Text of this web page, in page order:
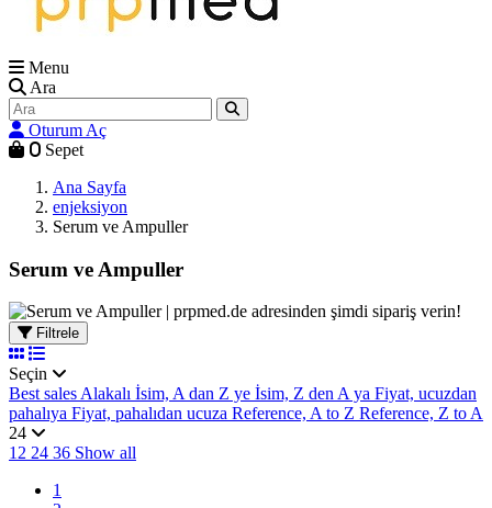
Menu
Ara
Oturum Aç
0 Sepet
Ana Sayfa
enjeksiyon
Serum ve Ampuller
Serum ve Ampuller
Filtrele
Seçin
Best salesAlakalı İsim, A dan Z ye İsim, Z den A ya Fiyat, ucuzdan
pahalıya Fiyat, pahalıdan ucuza Reference, A to Z Reference, Z to A
24
12 24 36 Show all
1